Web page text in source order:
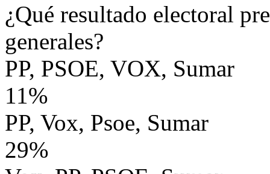
¿Qué resultado electoral
generales?
PP, PSOE, VOX, Sumar
11%
PP, Vox, Psoe, Sumar
29%